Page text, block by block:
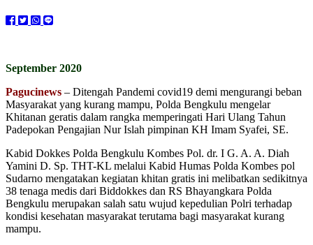
September 2020
Pagucinews – Ditengah Pandemi covid19 demi mengurangi beban
Masyarakat yang kurang mampu, Polda Bengkulu mengelar
Khitanan geratis dalam rangka memperingati Hari Ulang Tahun
Padepokan Pengajian Nur Islah pimpinan KH Imam Syafei, SE.
Kabid Dokkes Polda Bengkulu Kombes Pol. dr. I G. A. A. Diah
Yamini D. Sp. THT-KL melalui Kabid Humas Polda Kombes pol
Sudarno mengatakan kegiatan khitan gratis ini melibatkan sedikitnya
38 tenaga medis dari Biddokkes dan RS Bhayangkara Polda
Bengkulu merupakan salah satu wujud kepedulian Polri terhadap
kondisi kesehatan masyarakat terutama bagi masyarakat kurang
mampu.